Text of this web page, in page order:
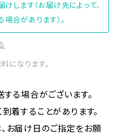
します（お届け先によって、
合があります）。
になります。
る場合がございます。
着することがあります。
お届け日のご指定をお願